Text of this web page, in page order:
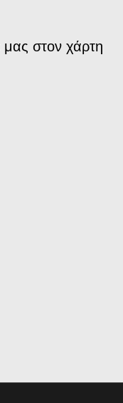
μας στον χάρτη